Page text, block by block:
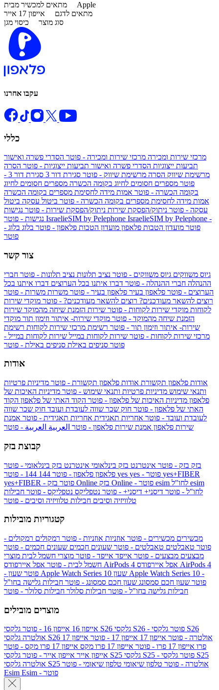
מתאים למכשיר מבית Apple
מתאים לדגם אייפון 17 אייר
סוג מוצר כיסוי מגן
עקבו אחרנו
כללי
מרכזי שירות ומכירה מרכזי שירות ומכירה - פוטר הסדרי פשרה ואישור
תביעות ייצוגיות הסדרי פשרה ואישור תביעות ייצוגיות - פוטר הסרה
מרשימת שיווק הסרה מרשימת שיווק - פוטר סגירת דור 3
סגירת דור 3 -
פוטר מספרים חסומים לחיוג בקומה הכשרה מספרים חסומים לחיוג
בקומה הכשרה - פוטר אמות מידה לחסימת מספרים בקומה הכשרה
אמות מידה לחסימת מספרים בקומה הכשרה - פוטר ביטול עסקה ביטול
עסקה - פוטר ניתוק/הפסקת שירות ניתוק/הפסקת שירות - פוטר נגישות
IsraelieSIM by Pelephone IsraelieSIM by Pelephone -
פוטר מועדון הטבות פלאפון מועדון הטבות פלאפון - פוטר בלוג בלוג -
פוטר
צור קשר
גיוס משווקים גיוס משווקים - פוטר נציב תלונות נציב תלונות - פוטר חברי
ההנהלה חברי ההנהלה - פוטר דברו איתנו בכל הערוצים דברו איתנו בכל
הערוצים - פוטר פלאפון בעיר פלאפון בעיר - פוטר משרות משרות - פוטר
רוצים להשאר מעודכנים? רוצים להשאר מעודכנים? - פוטר מוקדי שירות
לקוחות מוקדי שירות לקוחות - פוטר שירות הזמנת שיחה מהמוקד שירות
הזמנת שיחה מהמוקד - פוטר מוקדי שירות- איתור וזימון תור מוקדי
שירות- איתור וזימון תור - פוטר רשימת מרכזי שירות לקוחות רשימת
מרכזי שירות לקוחות - פוטר שירות לקוחות במייל שירות לקוחות במייל -
פוטר סניפים באילת סניפים באילת - פוטר
אודות
אודות פלאפון תקשורת אודות פלאפון תקשורת - פוטר מדיניות פרטיות
ותנאי שימוש מדיניות פרטיות ותנאי שימוש - פוטר מדיניות האיכות של
פלאפון מדיניות האיכות של פלאפון - פוטר הקוד האתי של פלאפון הקוד
האתי של פלאפון - פוטר חוק שכר שווה לעובדת ועובד חוק שכר שווה
לעובדת ועובד - פוטר אחריות תאגידית אחריות תאגידית - פוטר אמנת
שירות פלאפון אמנת שירות פלאפון - פוטר العربية العربية - פוטר
קבוצת בזק
בזק בזק - פוטר אינטרנט בזק בינלאומי אינטרנט בזק בינלאומי - פוטר
פלאפון פלאפון - פוטר 144 yes
yes+FIBER
yes+FIBER - פוטר בזק Online
esim
לחו"ל - פוטר דיסני+ דיסני+ - פוטר נטפליקס נטפליקס - פוטר חבילות
טלוויזיה וסיבים חבילות טלוויזיה וסיבים - פוטר
קטגוריות מובילות
מכשירים מכשירים - פוטר אוזניות אוזניות - פוטר רמקולים רמקולים -
פוטר טאבלטים טאבלטים - פוטר שעונים חכמים שעונים חכמים - פוטר
מבצעים מבצעים - פוטר אייפד אייפד - פוטר מוצרי חשמל לבית מוצרי
חשמל לבית - פוטר אפל איירפודס AirPods 4 אפל איירפודס AirPods 4
- פוטר שעון Apple Watch Series 10 שעון Apple Watch Series 10 -
פוטר שעון חכם סמסונג שעון חכם סמסונג - פוטר חבילות גלישה בחו"ל
חבילות גלישה בחו"ל - פוטר חבילות סלולר חבילות סלולר - פוטר
מוצרים מובילים
אייפון 16 אייפון 16 - פוטר גלקסי S26 גלקסי S26 - פוטר גלקסי S26
אולטרה
גלקסי S26 אולטרה - פוטר אייפון 17 אייפון 17 - פוטר
אייפון 17
פרו אייפון 17 פרו - פוטר אייפון 17 פרו מקס
אייפון 17 פרו מקס - פוטר
אייפון אייר אייפון אייר - פוטר גלקסי S25 גלקסי S25 - פוטר גלקסי S25
אולטרה
גלקסי S25 אולטרה - פוטר טלפון שיאומי טלפון שיאומי - פוטר
Esim
Esim - פוטר